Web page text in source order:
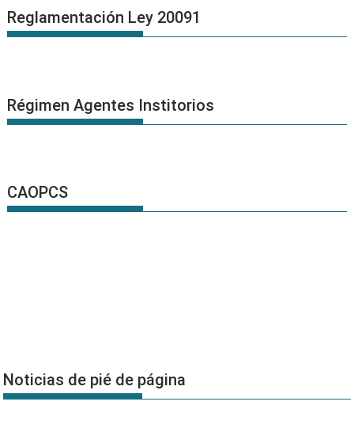
Reglamentación Ley 20091
Régimen Agentes Institorios
CAOPCS
Noticias de pié de página